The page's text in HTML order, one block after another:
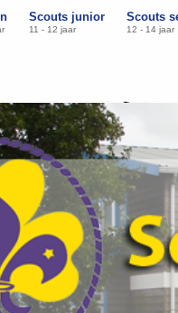
Scouts junior
11 - 12 jaar
Scouts
12 - 14 jaar